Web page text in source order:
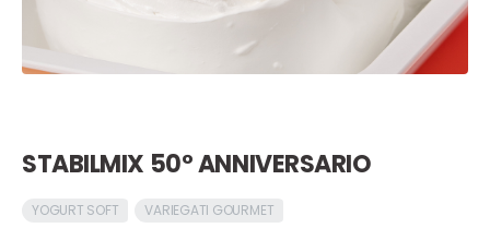
STABILMIX 50° ANNIVERSARIO
YOGURT SOFT
VARIEGATI GOURMET